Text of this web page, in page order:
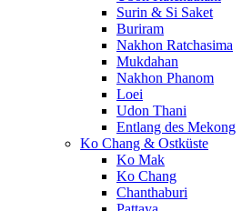
Surin & Si Saket
Buriram
Nakhon Ratchasima
Mukdahan
Nakhon Phanom
Loei
Udon Thani
Entlang des Mekong
Ko Chang & Ostküste
Ko Mak
Ko Chang
Chanthaburi